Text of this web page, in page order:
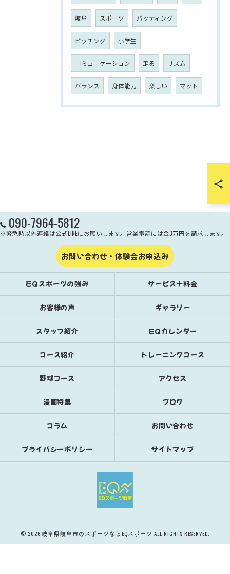
岐阜 スポーツ バッティング
ピッチング 小学生
コミュニケーション 走る リズム
バランス 身体能力 楽しい マット
090-7964-5812
※緊急時以外連絡は公式LINEにお願いします。営業電話には金3万円を請求します。
お問い合わせ・体験会お申込み
EQスポーツの強み サービス＋料金
お客様の声 ギャラリー
スタッフ紹介 EQカレンダー
コース紹介 トレーニングコース
野球コース アクセス
漫画特集 ブログ
コラム お問い合わせ
プライバシーポリシー サイトマップ
© 2026 岐阜県岐阜市のスポーツならEQスポーツ ALL RIGHTS RESERVED.